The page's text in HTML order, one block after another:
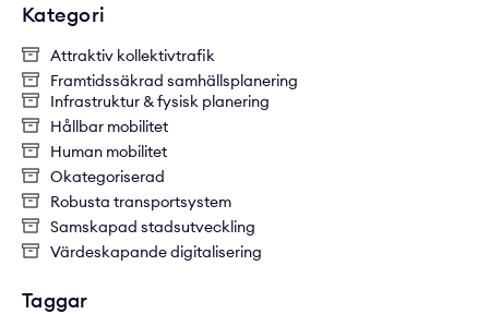
Kategori
Attraktiv kollektivtrafik
Framtidssäkrad samhällsplanering
Infrastruktur & fysisk planering
Hållbar mobilitet
Human mobilitet
Okategoriserad
Robusta transportsystem
Samskapad stadsutveckling
Värdeskapande digitalisering
Taggar